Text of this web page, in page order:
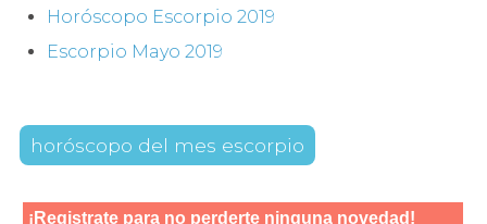
Horóscopo Escorpio 2019
Escorpio Mayo 2019
horóscopo del mes escorpio